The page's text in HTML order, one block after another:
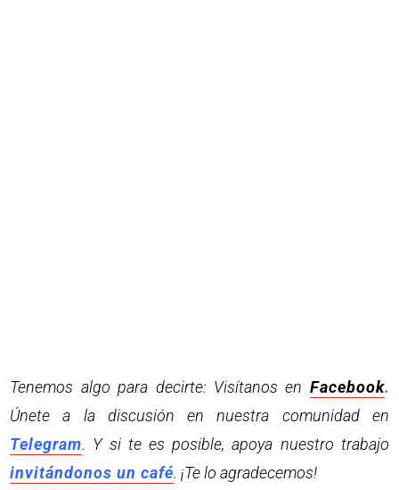
Tenemos algo para decirte: Visítanos en Facebook.
Únete a la discusión en nuestra comunidad en
Telegram. Y si te es posible, apoya nuestro trabajo
invitándonos un café. ¡Te lo agradecemos!